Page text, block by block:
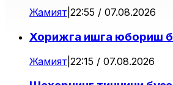
Жамият 22:55 / 07.08.2026
Хорижга ишга юбориш
Жамият 22:15 / 07.08.2026